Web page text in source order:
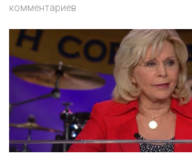
комментариев